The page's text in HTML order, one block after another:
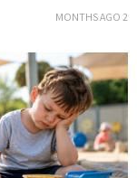
2 MONTHS AGO